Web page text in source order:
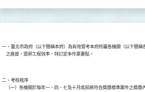
一、臺北市政府（以下簡稱本府）為有效管考本府所屬各機關（以下簡稱
二、考核程序
（一）各機關於每年一、四、七及十月底前將符合獎懲標準案件之獎懲